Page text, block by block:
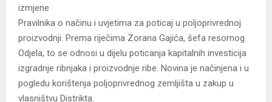
izmjene
Pravilnika o načinu i uvjetima za poticaj u poljoprivrednoj
proizvodnji. Prema riječima Zorana Gajića, šefa resornog
Odjela, to se odnosi u dijelu poticanja kapitalnih investicija
izgradnje ribnjaka i proizvodnje ribe. Novina je načinjena i u
pogledu korištenja poljoprivrednog zemljišta u zakup u
vlasništvu Distrikta.